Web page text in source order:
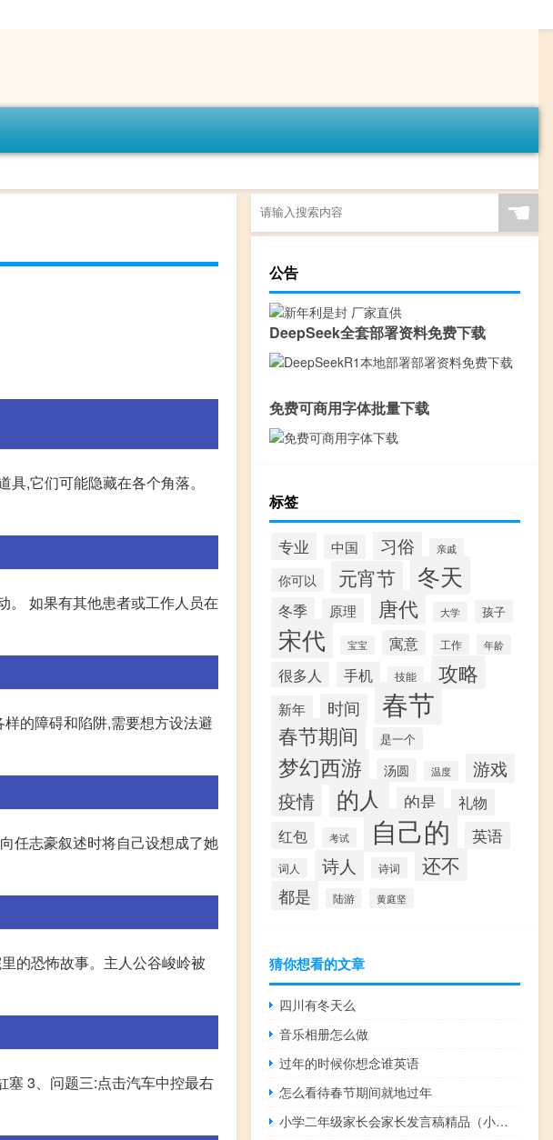
,它们可能隐藏在各个角落。
。 如果有其他患者或工作人员在
的障碍和陷阱,需要想方设法避
任志豪叙述时将自己设想成了她
的恐怖故事。主人公谷峻岭被
塞 3、问题三:点击汽车中控最右
☚
公告
DeepSeek全套部署资料免费下载
免费可商用字体批量下载
标签
专业 中国 习俗 亲戚
你可以 元宵节 冬天
冬季 原理 唐代 大学 孩子
宋代 宝宝 寓意 工作 年龄
很多人 手机 技能 攻略
新年 时间 春节
春节期间 是一个
梦幻西游 汤圆 温度 游戏
疫情 的人 的是 礼物
红包 考试 自己的 英语
词人 诗人 诗词 还不
都是 陆游 黄庭坚
猜你想看的文章
四川有冬天么
音乐相册怎么做
过年的时候你想念谁英语
怎么看待春节期间就地过年
小学二年级家长会家长发言稿精品（小学二年级家长会 家长发言稿）